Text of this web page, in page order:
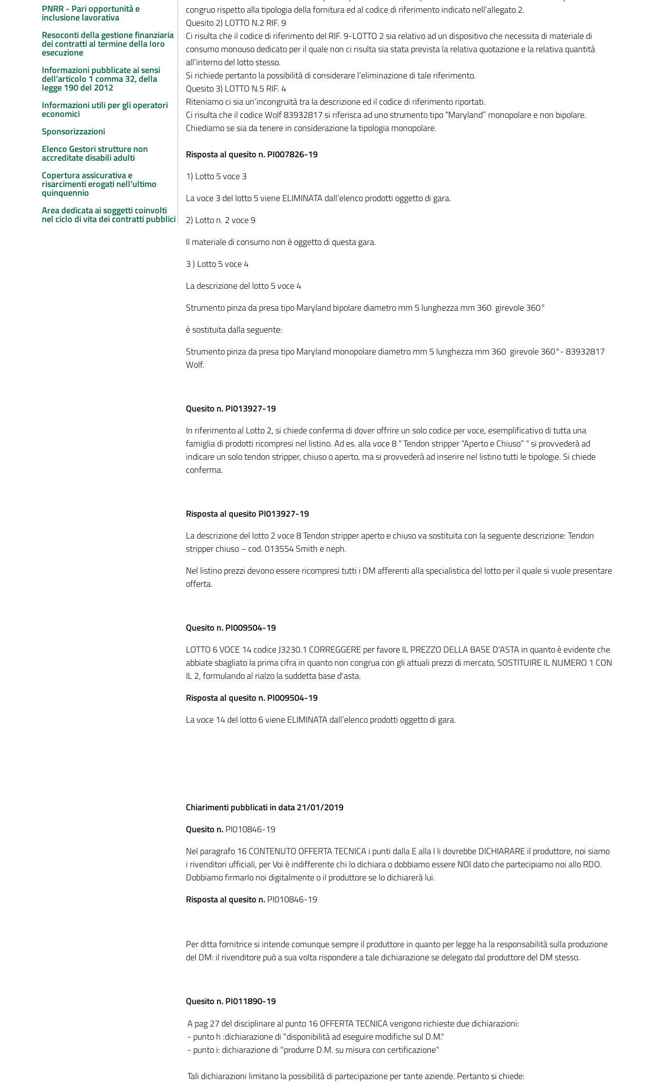
PNRR - Pari opportunità e
inclusione lavorativa
Resoconti della gestione finanziaria
dei contratti al termine della loro
esecuzione
Informazioni pubblicate ai sensi
dell'articolo 1 comma 32, della
legge 190 del 2012
Informazioni utili per gli operatori
economici
Sponsorizzazioni
Elenco Gestori strutture non
accreditate disabili adulti
Copertura assicurativa e
risarcimenti erogati nell'ultimo
quinquennio
Area dedicata ai soggetti coinvolti
nel ciclo di vita dei contratti pubblici
congruo rispetto alla tipologia della fornitura ed al codice di riferimento indicato nell’allegato 2.
Quesito 2) LOTTO N.2 RIF. 9
Ci risulta che il codice di riferimento del RIF. 9-LOTTO 2 sia relativo ad un dispositivo che necessita di materiale di
consumo monouso dedicato per il quale non ci risulta sia stata prevista la relativa quotazione e la relativa quantità
all’interno del lotto stesso.
Si richiede pertanto la possibilità di considerare l’eliminazione di tale riferimento.
Quesito 3) LOTTO N.5 RIF. 4
Riteniamo ci sia un’incongruità tra la descrizione ed il codice di riferimento riportati.
Ci risulta che il codice Wolf 83932817 si riferisca ad uno strumento tipo “Maryland” monopolare e non bipolare.
Chiediamo se sia da tenere in considerazione la tipologia monopolare.
Risposta al quesito n. PI007826-19
1) Lotto 5 voce 3
La voce 3 del lotto 5 viene ELIMINATA dall’elenco prodotti oggetto di gara.
2) Lotto n. 2 voce 9
Il materiale di consumo non è oggetto di questa gara.
3 ) Lotto 5 voce 4
La descrizione del lotto 5 voce 4
Strumento pinza da presa tipo Maryland bipolare diametro mm 5 lunghezza mm 360 girevole 360°
è sostituita dalla seguente:
Strumento pinza da presa tipo Maryland monopolare diametro mm 5 lunghezza mm 360 girevole 360°- 83932817
Wolf.
Quesito n. PI013927-19
In riferimento al Lotto 2, si chiede conferma di dover offrire un solo codice per voce, esemplificativo di tutta una
famiglia di prodotti ricompresi nel listino. Ad es. alla voce 8 “ Tendon stripper “Aperto e Chiuso” “ si provvederà ad
indicare un solo tendon stripper, chiuso o aperto, ma si provvederà ad inserire nel listino tutti le tipologie. Si chiede
conferma.
Risposta al quesito PI013927-19
La descrizione del lotto 2 voce 8 Tendon stripper aperto e chiuso va sostituita con la seguente descrizione: Tendon
stripper chiuso – cod. 013554 Smith e neph.
Nel listino prezzi devono essere ricompresi tutti i DM afferenti alla specialistica del lotto per il quale si vuole presentare
offerta.
Quesito n. PI009504-19
LOTTO 6 VOCE 14 codice J3230.1 CORREGGERE per favore IL PREZZO DELLA BASE D'ASTA in quanto è evidente che
abbiate sbagliato la prima cifra in quanto non congrua con gli attuali prezzi di mercato, SOSTITUIRE IL NUMERO 1 CON
IL 2, formulando al rialzo la suddetta base d'asta.
Risposta al quesito n. PI009504-19
La voce 14 del lotto 6 viene ELIMINATA dall’elenco prodotti oggetto di gara.
Chiarimenti pubblicati in data 21/01/2019
Quesito n.PI010846-19
Nel paragrafo 16 CONTENUTO OFFERTA TECNICA i punti dalla E alla I li dovrebbe DICHIARARE il produttore, noi siamo
i rivenditori ufficiali, per Voi è indifferente chi lo dichiara o dobbiamo essere NOI dato che partecipiamo noi allo RDO.
Dobbiamo firmarlo noi digitalmente o il produttore se lo dichiarerà lui.
Risposta al quesito n.PI010846-19
Per ditta fornitrice si intende comunque sempre il produttore in quanto per legge ha la responsabilità sulla produzione
del DM: il rivenditore può a sua volta rispondere a tale dichiarazione se delegato dal produttore del DM stesso.
Quesito n. PI011890-19
A pag 27 del disciplinare al punto 16 OFFERTA TECNICA vengono richieste due dichiarazioni:
- punto h :dichiarazione di "disponibilità ad eseguire modifiche sul D.M."
- punto i: dichiarazione di "produrre D.M. su misura con certificazione"
Tali dichiarazioni limitano la possibilità di partecipazione per tante aziende. Pertanto si chiede: